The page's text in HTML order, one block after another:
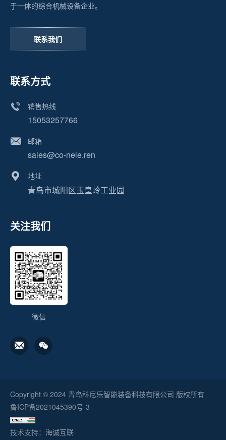
于一体的综合机械设备企业。
联系我们
联系方式
销售热线
15053257766
邮箱
sales@co-nele.ren
地址
青岛市城阳区玉皇岭工业园
关注我们
微信
Copyright © 2024 青岛科尼乐智能装备科技有限公司 版权所有
鲁ICP备2021045390号-3
技术支持：海诚互联